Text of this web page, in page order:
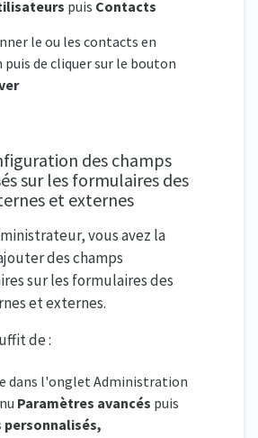
puis Contacts
le ou les contacts en
puis de cliquer sur le bouton
des champs
sur les formulaires des
et externes
vous avez la
des champs
sur les formulaires des
et externes.
de :
dans l'onglet Administration
Paramètres avancés puis
personnalisés,